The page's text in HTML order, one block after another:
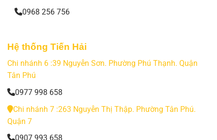
0968 256 756
Hệ thống Tiến Hải
Chi nhánh 6 :39 Nguyễn Sơn. Phường Phú Thạnh. Quận
Tân Phú
0977 998 658
Chi nhánh 7 :263 Nguyễn Thị Thập. Phường Tân Phú.
Quận 7
0907 993 658